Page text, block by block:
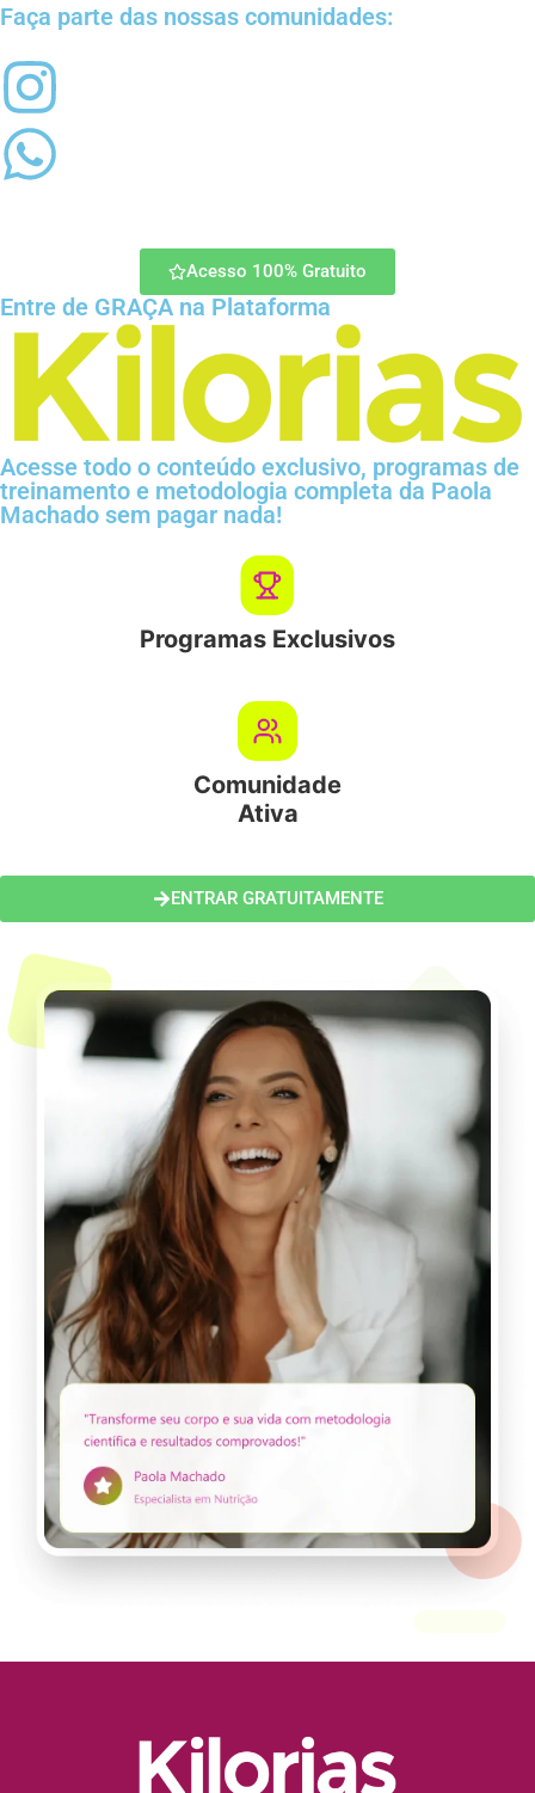
Faça parte das nossas comunidades:
Acesso 100% Gratuito
Entre de GRAÇA na Plataforma
Acesse todo o conteúdo exclusivo, programas de
treinamento e metodologia completa da Paola
Machado sem pagar nada!
Programas Exclusivos
Comunidade
Ativa
ENTRAR GRATUITAMENTE